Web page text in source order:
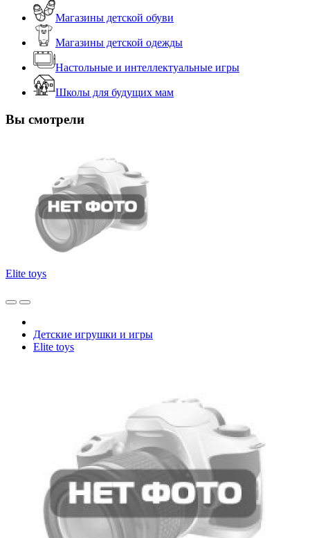
Магазины детской обуви
Магазины детской одежды
Настольные и интеллектуальные игры
Школы для будущих мам
Вы смотрели
Elite toys
Детские игрушки и игры
Elite toys